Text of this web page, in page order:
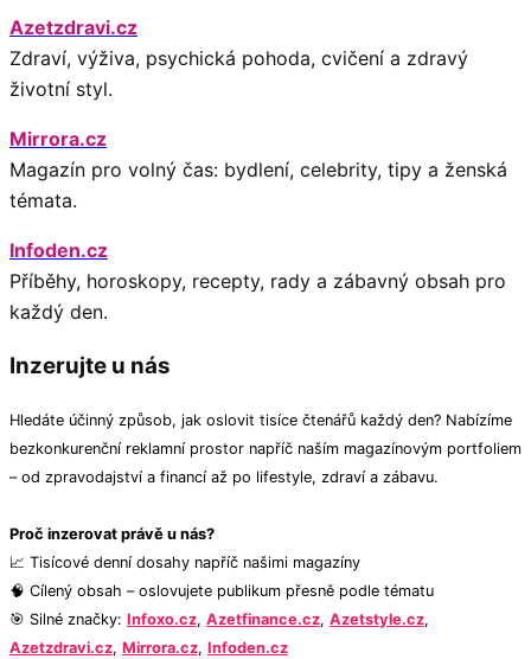
Azetzdravi.cz
Zdraví, výživa, psychická pohoda, cvičení a zdravý
životní styl.
Mirrora.cz
Magazín pro volný čas: bydlení, celebrity, tipy a ženská
témata.
Infoden.cz
Příběhy, horoskopy, recepty, rady a zábavný obsah pro
každý den.
Inzerujte u nás
Hledáte účinný způsob, jak oslovit tisíce čtenářů každý den? Nabízíme
bezkonkurenční reklamní prostor napříč naším magazínovým portfoliem
– od zpravodajství a financí až po lifestyle, zdraví a zábavu.
Proč inzerovat právě u nás?
📈 Tisícové denní dosahy napříč našimi magazíny
🧠 Cílený obsah – oslovujete publikum přesně podle tématu
🎯 Silné značky: Infoxo.cz, Azetfinance.cz, Azetstyle.cz,
Azetzdravi.cz, Mirrora.cz, Infoden.cz